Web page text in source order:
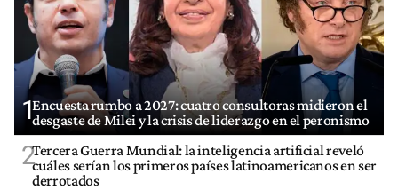
1Encuesta rumbo a 2027: cuatro consultoras midieron el
desgaste de Milei y la crisis de liderazgo en el peronismo
2Tercera Guerra Mundial: la inteligencia artificial reveló
cuáles serían los primeros países latinoamericanos en ser
derrotados